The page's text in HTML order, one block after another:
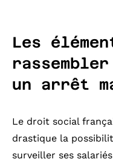
Les
un arrêt
Le droit social
drastique la
surveiller ses